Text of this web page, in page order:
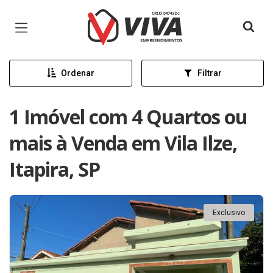
Página inicial
Ordenar Filtrar
1 Imóvel com 4 Quartos ou
mais à Venda em Vila Ilze,
Itapira, SP
Exclusivo